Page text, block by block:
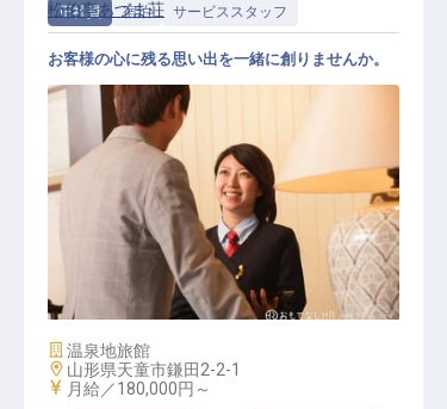
正社員 宿泊 サービススタッフ
松伯亭あづま荘
お客様の心に残る思い出を一緒に創りませんか。
施設業態
温泉地旅館
勤務地
山形県天童市鎌田2-2-1
給与
月給／180,000円～